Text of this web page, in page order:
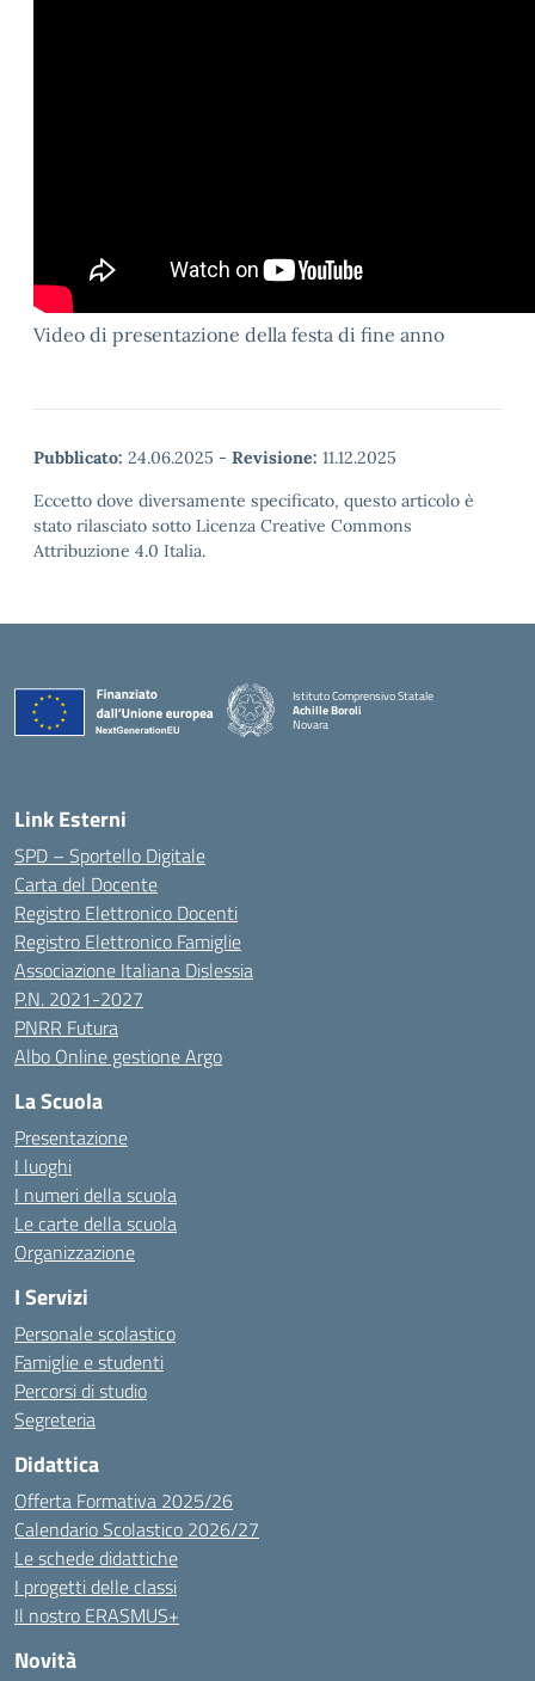
Video di presentazione della festa di fine anno
Pubblicato: 24.06.2025 - Revisione: 11.12.2025
Eccetto dove diversamente specificato, questo articolo è
stato rilasciato sotto Licenza Creative Commons
Attribuzione 4.0 Italia.
Istituto Comprensivo Statale
Achille Boroli
Novara
Link Esterni
SPD – Sportello Digitale
Carta del Docente
Registro Elettronico Docenti
Registro Elettronico Famiglie
Associazione Italiana Dislessia
P.N. 2021-2027
PNRR Futura
Albo Online gestione Argo
La Scuola
Presentazione
I luoghi
I numeri della scuola
Le carte della scuola
Organizzazione
I Servizi
Personale scolastico
Famiglie e studenti
Percorsi di studio
Segreteria
Didattica
Offerta Formativa 2025/26
Calendario Scolastico 2026/27
Le schede didattiche
I progetti delle classi
Il nostro ERASMUS+
Novità